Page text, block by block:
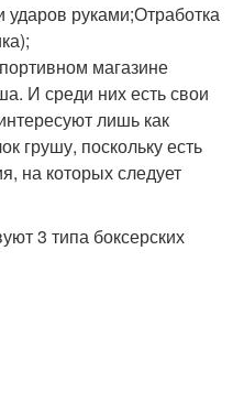
ударов руками;Отработка
магазине
И среди них есть свои
лишь как
грушу, поскольку есть
на которых следует
3 типа боксерских